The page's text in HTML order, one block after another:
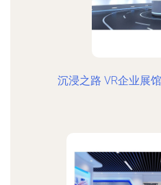
沉浸之路 VR企业展